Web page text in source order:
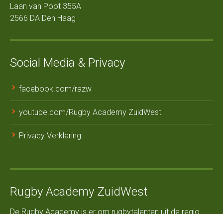
Laan van Poot 355A
2566 DA Den Haag
Social Media & Privacy
facebook.com/razw
youtube.com/Rugby Academy ZuidWest
Privacy Verklaring
Rugby Academy ZuidWest
De Rugby Academy is er om rugbytalenten uit de regio